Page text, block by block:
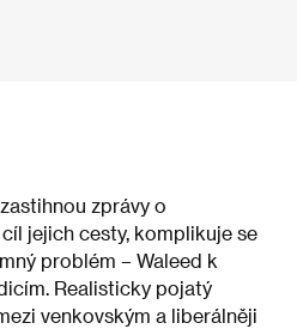
zprávy o
jejich cesty, komplikuje se
problém – Waleed k
Realisticky pojatý
venkovským a liberálněji